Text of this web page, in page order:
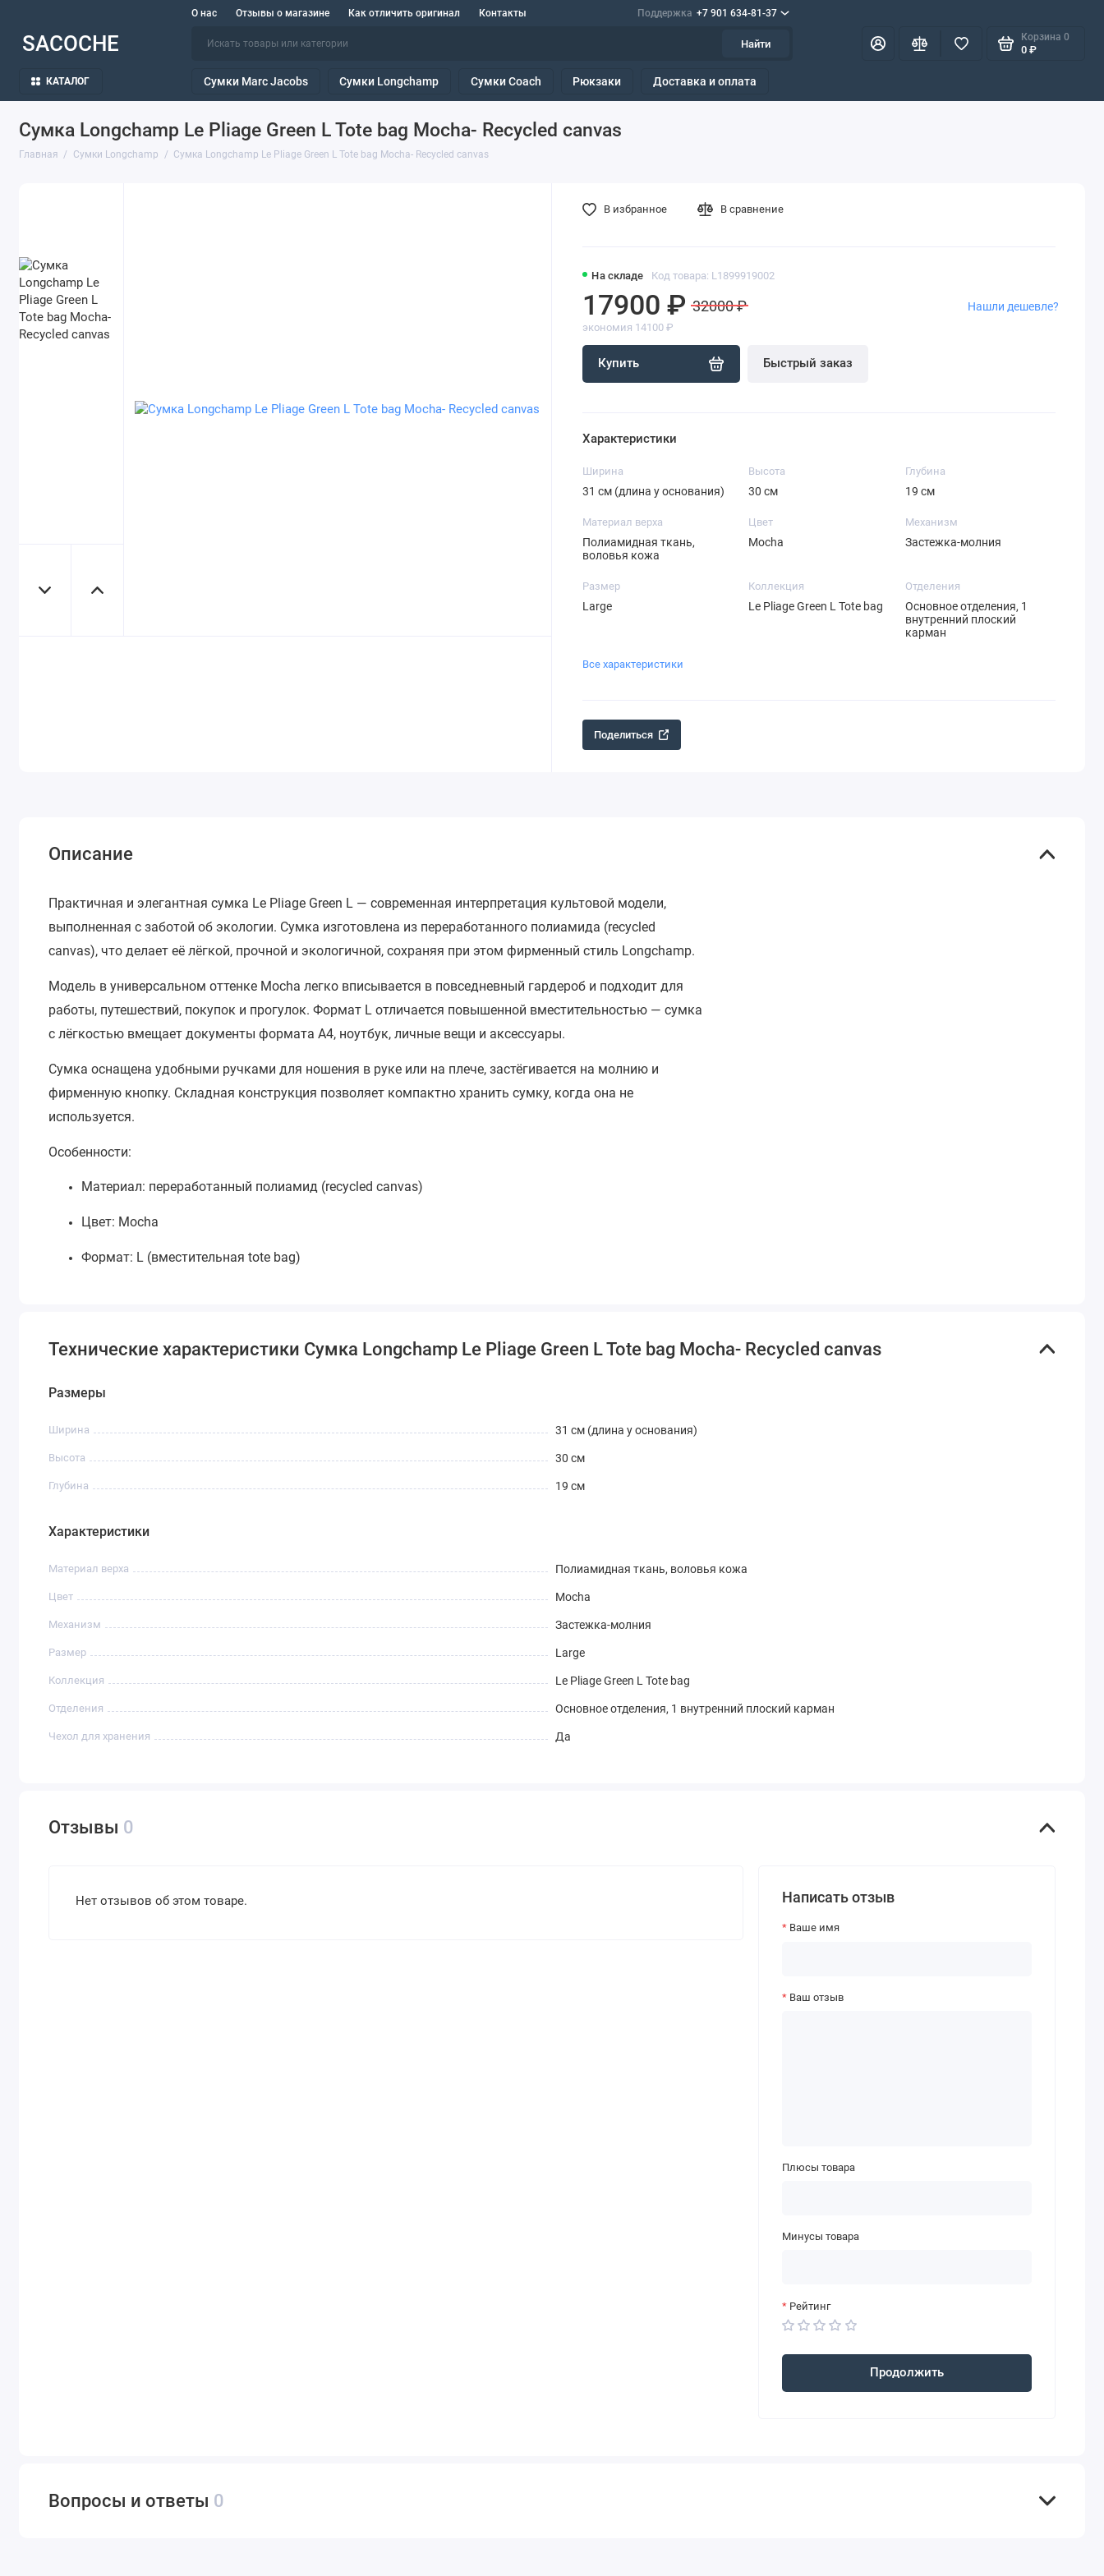
О нас Отзывы о магазине Как отличить оригинал Контакты Поддержка +7 901 634-81-37
SACOCHE Найти
Корзина 0
0 ₽
КАТАЛОГ Сумки Marc Jacobs Сумки Longchamp Сумки Coach Рюкзаки Доставка и оплата
Сумка Longchamp Le Pliage Green L Tote bag Mocha- Recycled canvas
Главная Сумки Longchamp Сумка Longchamp Le Pliage Green L Tote bag Mocha- Recycled canvas
На складе Код товара: L1899919002
17900 ₽ 32000 ₽
экономия 14100 ₽
Купить Быстрый заказ
Нашли дешевле?
В избранное В сравнение
Характеристики
Ширина
31 см (длина у основания)
Высота
30 см
Глубина
19 см
Материал верха
Полиамидная ткань,
воловья кожа
Цвет
Mocha
Механизм
Застежка-молния
Размер
Large
Коллекция
Le Pliage Green L Tote bag
Отделения
Основное отделения, 1
внутренний плоский
карман
Все характеристики
Поделиться
Описание
Практичная и элегантная сумка Le Pliage Green L — современная интерпретация культовой модели,
выполненная с заботой об экологии. Сумка изготовлена из переработанного полиамида (recycled
canvas), что делает её лёгкой, прочной и экологичной, сохраняя при этом фирменный стиль Longchamp.
Модель в универсальном оттенке Mocha легко вписывается в повседневный гардероб и подходит для
работы, путешествий, покупок и прогулок. Формат L отличается повышенной вместительностью — сумка
с лёгкостью вмещает документы формата A4, ноутбук, личные вещи и аксессуары.
Сумка оснащена удобными ручками для ношения в руке или на плече, застёгивается на молнию и
фирменную кнопку. Складная конструкция позволяет компактно хранить сумку, когда она не
используется.
Особенности:
Материал: переработанный полиамид (recycled canvas)
Цвет: Mocha
Формат: L (вместительная tote bag)
Застёжка: молния и кнопка
Подходит для работы, поездок и повседневного использования
Идеальный выбор для тех, кто ценит комфорт, функциональность и осознанный подход к стилю.
Технические характеристики Сумка Longchamp Le Pliage Green L Tote bag Mocha- Recycled canvas
Размеры
Ширина 31 см (длина у основания)
Высота 30 см
Глубина 19 см
Характеристики
Материал верха Полиамидная ткань, воловья кожа
Цвет Mocha
Механизм Застежка-молния
Размер Large
Коллекция Le Pliage Green L Tote bag
Отделения Основное отделения, 1 внутренний плоский карман
Чехол для хранения Да
Отзывы 0
Нет отзывов об этом товаре. Написать отзыв
Ваше имя
Ваш отзыв
Плюсы товара
Минусы товара
Рейтинг
Продолжить
Вопросы и ответы 0